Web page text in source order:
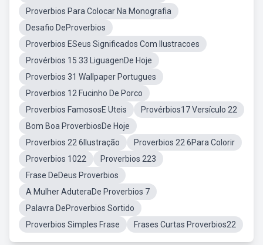
Proverbios Para Colocar Na Monografia
Desafio DeProverbios
Proverbios ESeus Significados Com Ilustracoes
Provérbios 15 33 LiguagenDe Hoje
Proverbios 31 Wallpaper Portugues
Proverbios 12 Fucinho De Porco
Proverbios FamososE Uteis
Provérbios17 Versículo 22
Bom Boa ProverbiosDe Hoje
Proverbios 22 6Ilustração
Proverbios 22 6Para Colorir
Proverbios 1022
Proverbios 223
Frase DeDeus Proverbios
A Mulher AduteraDe Proverbios 7
Palavra DeProverbios Sortido
Proverbios Simples Frase
Frases Curtas Proverbios22